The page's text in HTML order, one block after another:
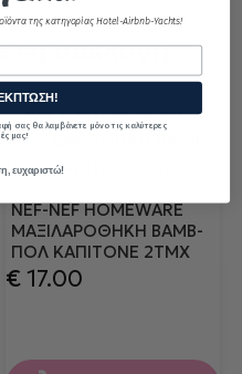
τη συλλογή
NEF-NEF HOMEWARE
ΜΑΞΙΛΑΡΟΘΗΚΗ ΒΑΜΒ-
ΠΟΛ ΚΑΠΙΤΟΝΕ 2ΤΜΧ
€17.00
της κατηγορίας Hotel-Airbnb-Yachts!
σας θα λαμβάνετε μόνο τις καλύτερες
μας!
ευχαριστώ!